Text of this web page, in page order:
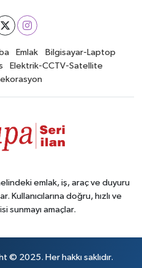
Emlak
Bilgisayar-Laptop
Elektrik-CCTV-Satellite
emlak, iş, araç ve duyuru
Kullanıcılarına doğru, hızlı ve
sunmayı amaçlar.
© 2025. Her hakkı saklıdır.